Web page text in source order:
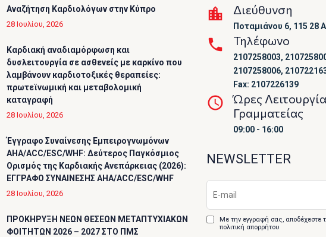
Αναζήτηση Καρδιολόγων στην Κύπρο
28 Ιουλίου, 2026
Καρδιακή αναδιαμόρφωση και
δυσλειτουργία σε ασθενείς με καρκίνο που
λαμβάνουν καρδιοτοξικές θεραπείες:
πρωτεϊνωμική και μεταβολομική
καταγραφή
28 Ιουλίου, 2026
Έγγραφο Συναίνεσης Εμπειρογνωμόνων
AHA/ACC/ESC/WHF: Δεύτερος Παγκόσμιος
Ορισμός της Καρδιακής Ανεπάρκειας (2026):
ΕΓΓΡΑΦΟ ΣΥΝΑΙΝΕΣΗΣ AHA/ACC/ESC/WHF
28 Ιουλίου, 2026
ΠΡΟΚΗΡΥΞΗ ΝΕΩΝ ΘΕΣΕΩΝ ΜΕΤΑΠΤΥΧΙΑΚΩΝ
ΦΟΙΤΗΤΩΝ 2026 – 2027 ΣΤΟ ΠΜΣ
Διεύθυνση
Ποταμιάνου 6, 115 28
Τηλέφωνο
2107258003,
2107258006,
Fax: 2107226139
Ώρες
Γραμματείας
09:00 - 16:00
NEWSLETTER
Με την εγγραφή σας, αποδέχεστε
πολιτική απορρήτου